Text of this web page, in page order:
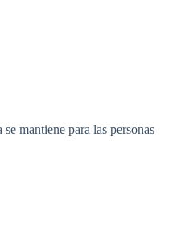
mantiene para las personas